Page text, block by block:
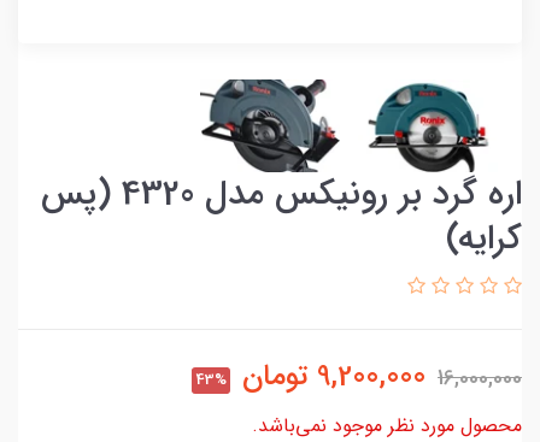
اره گرد بر رونیکس مدل 4320 (پس
کرایه)
16,000,000
9,200,000 تومان 43%
محصول مورد نظر موجود نمی‌باشد.